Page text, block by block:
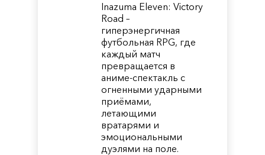
Inazuma Eleven: Victory
Road –
гиперэнергичная
футбольная RPG, где
каждый матч
превращается в
аниме-спектакль с
огненными ударными
приёмами,
летающими
вратарями и
эмоциональными
дуэлями на поле.